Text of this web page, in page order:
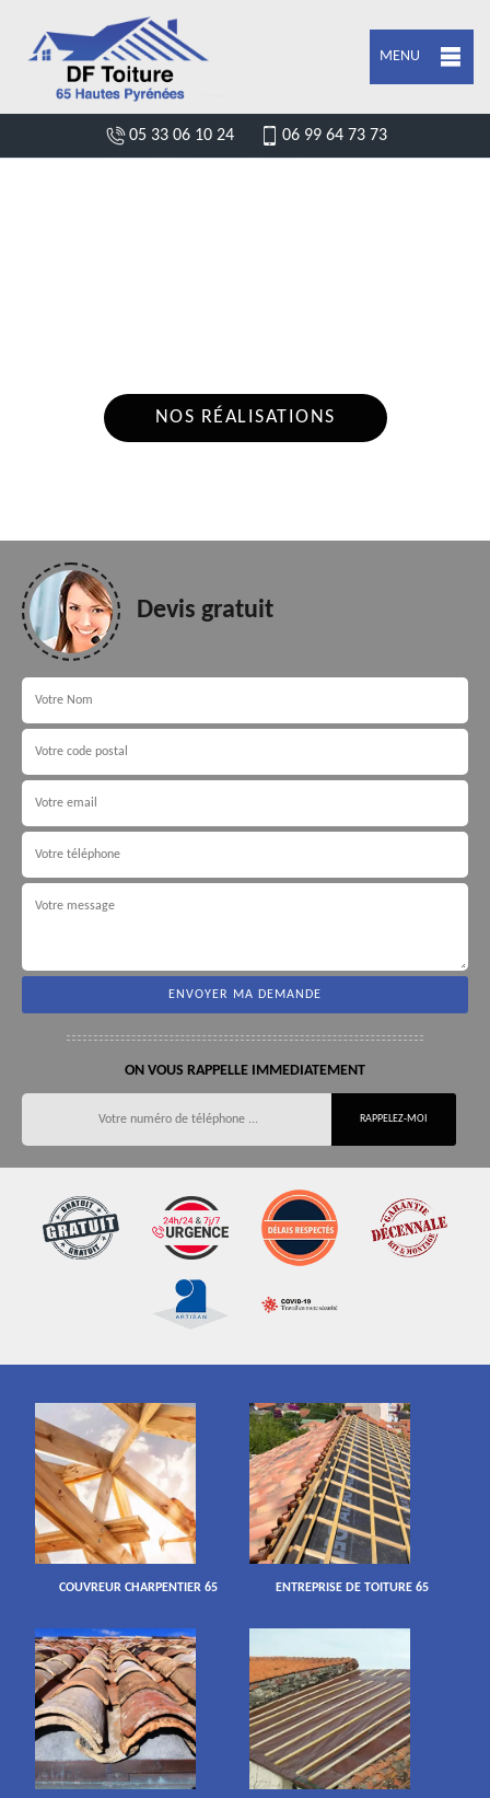
MENU
05 33 06 10 24 06 99 64 73 73
NOS RÉALISATIONS
Devis gratuit
ON VOUS RAPPELLE IMMEDIATEMENT
COUVREUR CHARPENTIER 65 ENTREPRISE DE TOITURE 65